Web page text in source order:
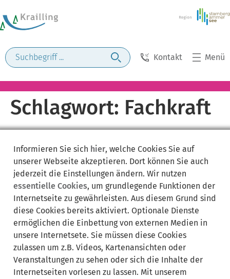
Kontakt Menü
Schlagwort: Fachkraft
Informieren Sie sich hier, welche Cookies Sie auf
unserer Webseite akzeptieren. Dort können Sie auch
jederzeit die Einstellungen ändern. Wir nutzen
essentielle Cookies, um grundlegende Funktionen der
Internetseite zu gewährleisten. Aus diesem Grund sind
diese Cookies bereits aktiviert. Optionale Dienste
ermöglichen die Einbettung von externen Medien in
unsere Internetsete. Sie müssen diese Cookies
zulassen um z.B. Videos, Kartenansichten oder
Veranstaltungen zu sehen oder sich die Inhalte der
Internetseiten vorlesen zu lassen. Mit unserem